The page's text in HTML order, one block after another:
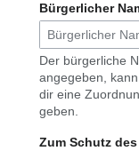
Bürgerlicher
Der bürgerliche
angegeben,
dir eine
geben.
Zum Schutz